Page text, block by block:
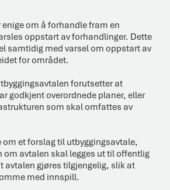
om å forhandle fram en
oppstart av forhandlinger. Dette
samtidig med varsel om oppstart av
for området.
forutsetter at
godkjent overordnede planer, eller
som skal omfattes av
om et forslag til utbyggingsavtale,
om avtalen skal legges ut til offentlig
avtalen gjøres tilgjengelig, slik at
med innspill.